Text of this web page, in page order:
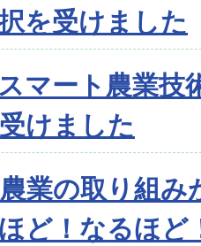
を受けました
スマート農業
けました
業の取り組み
ど！なるほど